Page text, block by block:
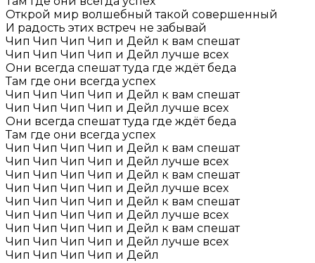
Открой мир волшебный такой совершенный
И радость этих встреч не забывай
Чип Чип Чип Чип и Дейл к вам спешат
Чип Чип Чип Чип и Дейл лучше всех
Они всегда спешат туда где ждёт беда
Там где они всегда успех
Чип Чип Чип Чип и Дейл к вам спешат
Чип Чип Чип Чип и Дейл лучше всех
Они всегда спешат туда где ждёт беда
Там где они всегда успех
Чип Чип Чип Чип и Дейл к вам спешат
Чип Чип Чип Чип и Дейл лучше всех
Чип Чип Чип Чип и Дейл к вам спешат
Чип Чип Чип Чип и Дейл лучше всех
Чип Чип Чип Чип и Дейл к вам спешат
Чип Чип Чип Чип и Дейл лучше всех
Чип Чип Чип Чип и Дейл к вам спешат
Чип Чип Чип Чип и Дейл лучше всех
Чип Чип Чип Чип и Дейл